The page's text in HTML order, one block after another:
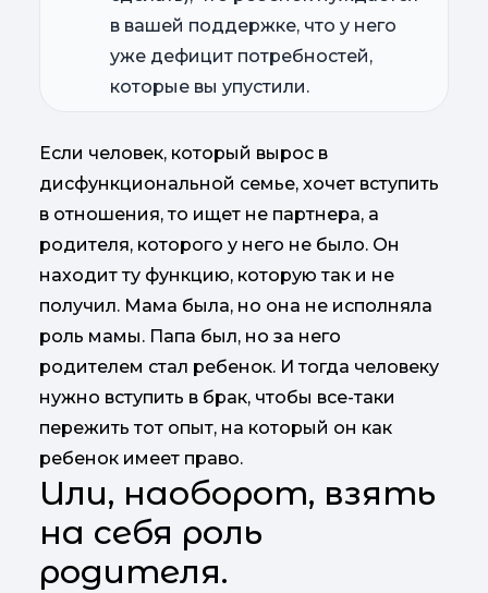
в вашей поддержке, что у него
уже дефицит потребностей,
которые вы упустили.
Если человек, который вырос в
дисфункциональной семье, хочет вступить
в отношения, то ищет не партнера, а
родителя, которого у него не было. Он
находит ту функцию, которую так и не
получил. Мама была, но она не исполняла
роль мамы. Папа был, но за него
родителем стал ребенок. И тогда человеку
нужно вступить в брак, чтобы все-таки
пережить тот опыт, на который он как
ребенок имеет право.
Или, наоборот, взять
на себя роль
родителя.